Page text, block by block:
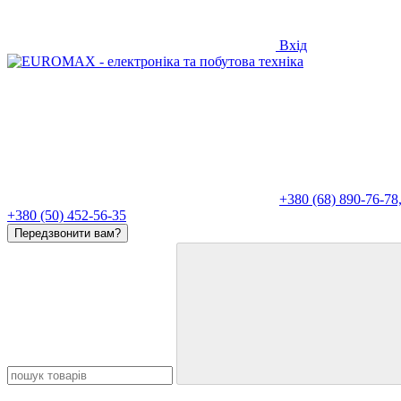
Вхід
+380 (68) 890-76-78,
+380 (50) 452-56-35
Передзвонити вам?